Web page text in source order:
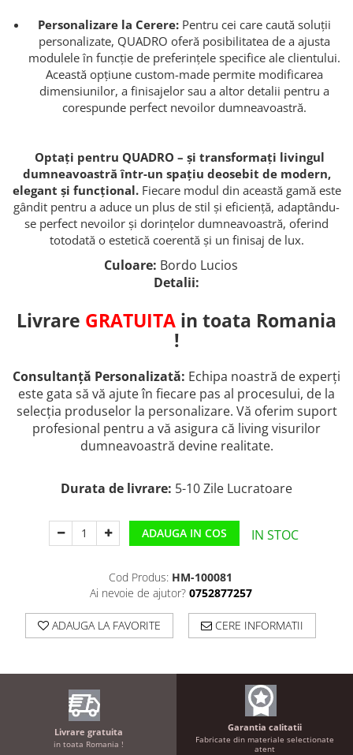
Personalizare la Cerere: Pentru cei care caută soluții
personalizate, QUADRO oferă posibilitatea de a ajusta
modulele în funcție de preferințele specifice ale clientului.
Această opțiune custom-made permite modificarea
dimensiunilor, a finisajelor sau a altor detalii pentru a
corespunde perfect nevoilor dumneavoastră.
Optați pentru QUADRO – și transformați livingul
dumneavoastră într-un spațiu deosebit de modern,
elegant și funcțional.Fiecare modul din această gamă este
gândit pentru a aduce un plus de stil și eficiență, adaptându-
se perfect nevoilor și dorințelor dumneavoastră, oferind
totodată o estetică coerentă și un finisaj de lux.
Culoare: Bordo Lucios
Detalii:
Livrare GRATUITA in toata Romania
!
Consultanță Personalizată: Echipa noastră de experți
este gata să vă ajute în fiecare pas al procesului, de la
selecția produselor la personalizare. Vă oferim suport
profesional pentru a vă asigura că living visurilor
dumneavoastră devine realitate.
Durata de livrare: 5-10 Zile Lucratoare
ADAUGA IN COS IN STOC
Cod Produs: HM-100081
Ai nevoie de ajutor? 0752877257
ADAUGA LA FAVORITE CERE INFORMATII
Livrare gratuita
in toata Romania !
Garantia calitatii
Fabricate din materiale selectionate
atent